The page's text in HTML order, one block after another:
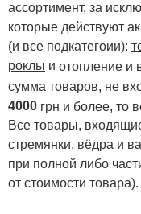
ассортимент, за
которые действуют
(и все подкатегоии):
роклы и отопление и
сумма товаров, не
4000 грн и более, то
Все товары,
стремянки, вёдра и
при полной либо
от стоимости товара).